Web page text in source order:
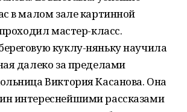
в малом зале картинной
мастер-класс.
куклу-няньку научила
далеко за пределами
Виктория Касанова. Она
интереснейшими рассказами